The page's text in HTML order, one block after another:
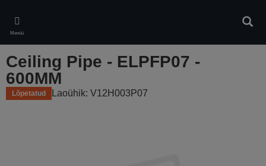
main
content
Menüü
Ceiling Pipe - ELPFP07 -
600MM
Lõpetatud Laoühik: V12H003P07